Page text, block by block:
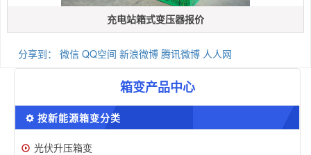
充电站箱式变压器报价
分享到： 微信 QQ空间 新浪微博 腾讯微博 人人网
箱变产品中心
按新能源箱变分类
光伏升压箱变